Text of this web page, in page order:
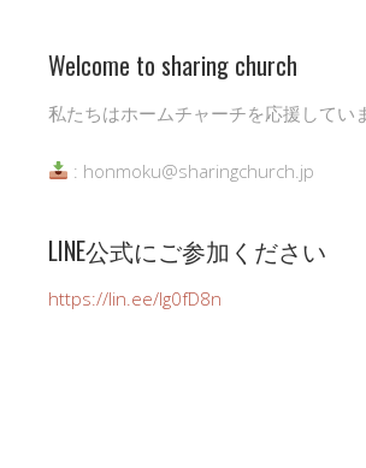
Welcome to sharing church
私たちはホームチャーチを応援してい
: honmoku@sharingchurch.jp
LINE公式にご参加ください
https://lin.ee/Ig0fD8n